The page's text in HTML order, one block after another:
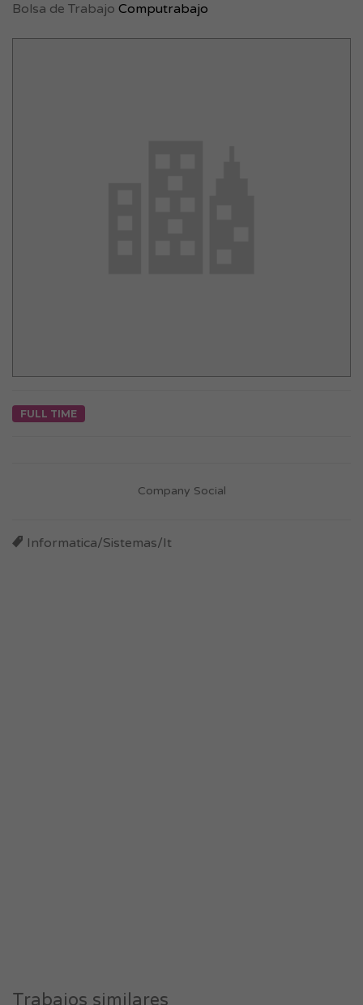
Bolsa de Trabajo Computrabajo
FULL TIME
Company Social
Informatica/Sistemas/It
Trabajos similares